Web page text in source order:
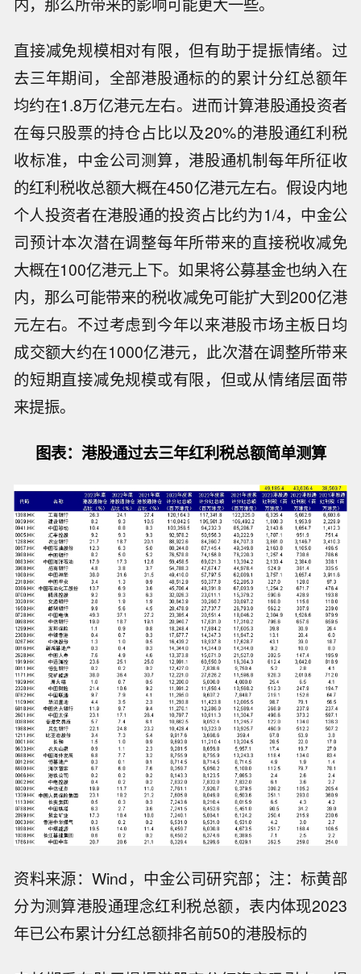
直接减免规模相对有限，但有助于提振情绪。过
去三年期间，全部港股通标的的累计分红总额年
均约在1.8万亿港元左右。进而计算港股通投资者
在每只股票的持仓占比以及20%的港股通红利税
收标准，中金公司测算，港股通机制每年所征收
的红利税收总额大概在450亿港元左右。假设内地
个人投资者在港股通的投资占比约为1/4，中金公
司预计本次潜在调整每年所带来的直接税收减免
大概在100亿港元上下。如果将公募基金也纳入在
内，那么可能带来的税收减免可能扩大到200亿港
元左右。不过考虑到今年以来港股市场主板日均
成交额大约在1000亿港元，此次潜在调整所带来
的短期直接减免规模或有限，但或从情绪层面带
来提振。
图表：港股通过去三年红利税总额简单测算
资料来源：Wind，中金公司研究部；注：标黄部
分为测算港股通理念红利税总额，表内体现2023
年已公布累计分红总额排名前50的港股标的